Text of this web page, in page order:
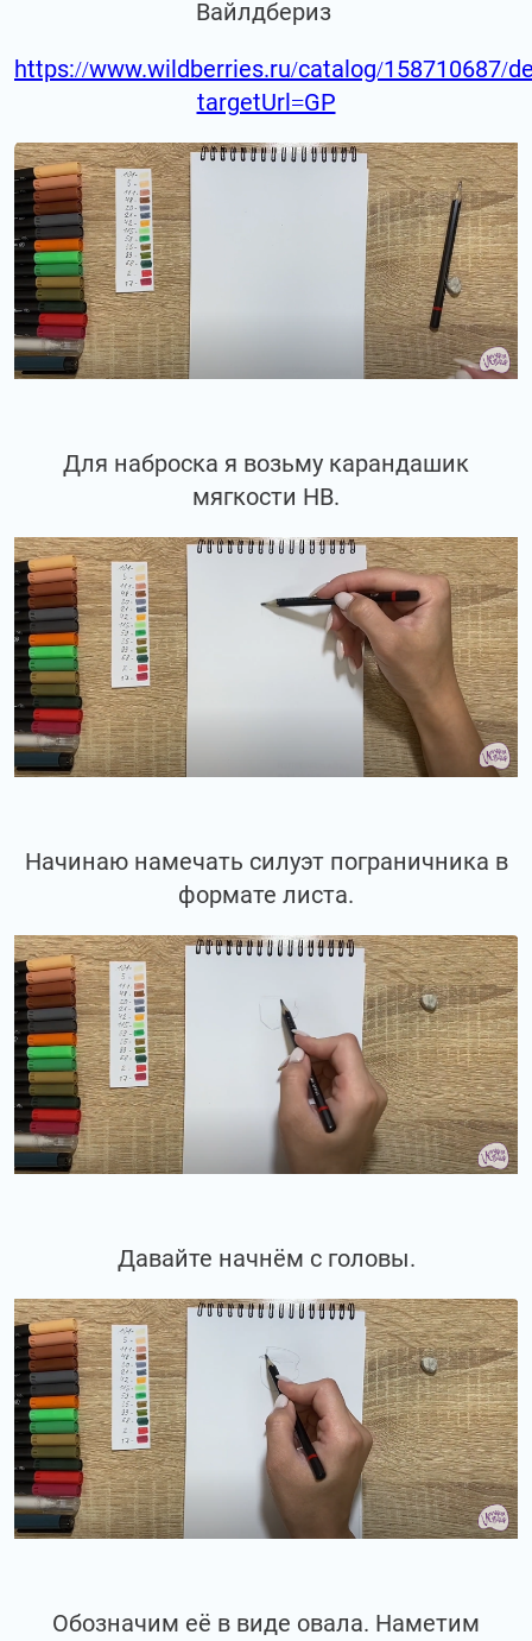
Вайлдбериз
https://www.wildberries.ru/catalog/158710687/
targetUrl=GP
Для наброска я возьму карандашик
мягкости НВ.
Начинаю намечать силуэт пограничника в
формате листа.
Давайте начнём с головы.
Обозначим её в виде овала. Наметим